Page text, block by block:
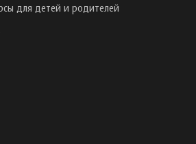
для детей и родителей